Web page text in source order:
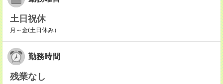
土日祝休
月～金(土日休み）
勤務時間
残業なし